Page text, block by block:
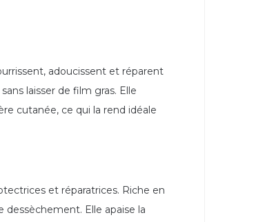
adoucissent et réparent
laisser de film gras. Elle
cutanée, ce qui la rend idéale
et réparatrices. Riche en
Elle apaise la